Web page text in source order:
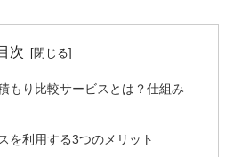
次
もり比較サービスとは？仕組み
を利用する3つのメリット